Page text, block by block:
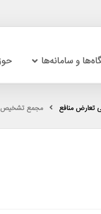
و سامانه‌ها
تعارض منافع مجمع تشخیص